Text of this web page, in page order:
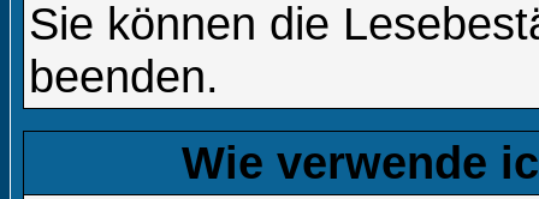
Sie können die
beenden.
Wie verwende